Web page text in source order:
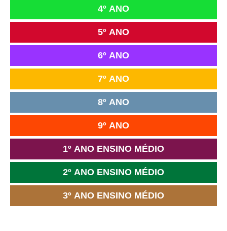
4º ANO
5º ANO
6º ANO
7º ANO
8º ANO
9º ANO
1º ANO ENSINO MÉDIO
2º ANO ENSINO MÉDIO
3º ANO ENSINO MÉDIO